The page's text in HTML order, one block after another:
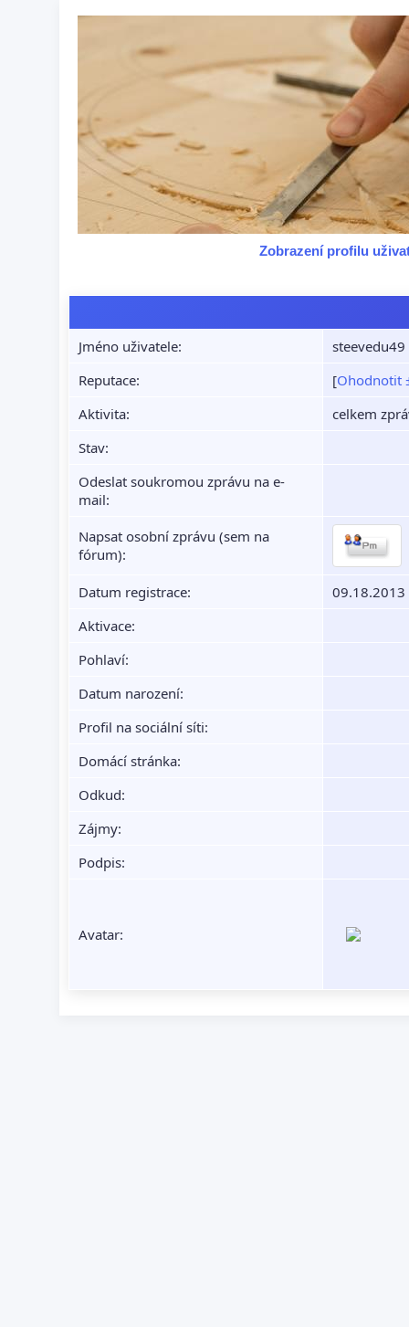
Zobrazení profilu
Jméno uživatele:
steevedu49
Reputace:
[Ohodnotit
Aktivita:
celkem
Stav:
Odeslat soukromou zprávu na e-
mail:
Napsat osobní zprávu (sem na
fórum):
Datum registrace:
09.18.2013
Aktivace:
Pohlaví:
Datum narození:
Profil na sociální síti:
Domácí stránka:
Odkud:
Zájmy:
Podpis:
Avatar: